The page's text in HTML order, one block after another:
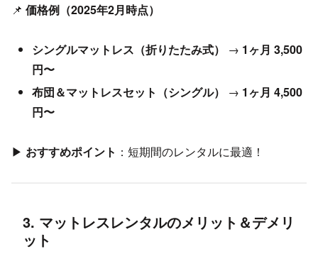
📌 価格例（2025年2月時点）
シングルマットレス（折りたたみ式） → 1ヶ月 3,500
円〜
布団＆マットレスセット（シングル）
→ 1ヶ月 4,500
円〜
▶ おすすめポイント ：短期間のレンタルに最適！
3. マットレスレンタルのメリット＆デメリ
ット